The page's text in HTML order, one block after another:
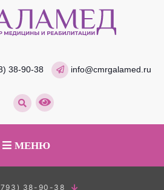
38-90-38 info@cmrgalamed.ru
МЕНЮ
38-90-38